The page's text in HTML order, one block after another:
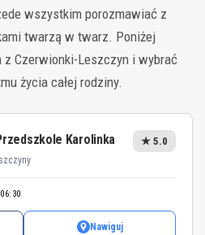
wszystkim porozmawiać z
twarzą w twarz. Poniżej
z Czerwionki-Leszczyn i wybrać
życia całej rodziny.
Karolinka ★ 5.0
Nawiguj